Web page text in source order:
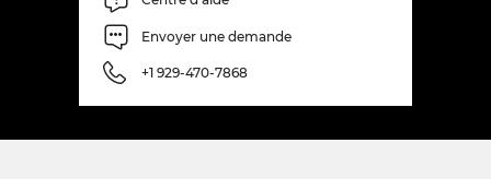
Envoyer une demande
+1 929-470-7868